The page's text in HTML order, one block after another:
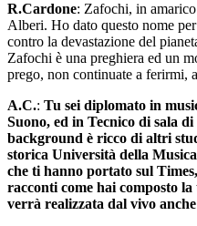
R.Cardone: Zafochi, in
Alberi. Ho dato questo nome
contro la devastazione del
Zafochi è una preghiera ed un
prego, non continuate a ferirmi,
A.C.: Tu sei diplomato in
Suono, ed in Tecnico di sala
background è ricco di altri
storica Università della
che ti hanno portato sul
racconti come hai composto
verrà realizzata dal vivo